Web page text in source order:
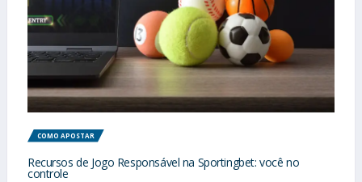
COMO APOSTAR
Recursos de Jogo Responsável na Sportingbet: você no
controle